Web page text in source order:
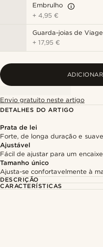
Embrulho
+4,95 €
Guarda-joias de
+17,95 €
Envio gratuito neste artigo
DETALHES DO ARTIGO
Prata de lei
Forte, de longa duração e
Ajustável
Fácil de ajustar para um
Tamanho único
Ajusta-se confortavelmente à
DESCRIÇÃO
CARACTERÍSTICAS